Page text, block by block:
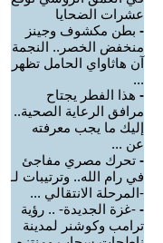
عشرات الضحايا
- بطن مكشوف وجينز
منخفض الخصر.. النجمة
آن هاثاواي الحامل تظهر
...
- هذا الفطر يجتاح
مرافق الرعاية الصحية..
إليك ما يجب معرفته
عن ...
- تحرك مصري مفاجئ
في رام الله.. وترتيبات لـ
-المرحلة الانتقالي ...
- -غزة الجديدة- .. رؤية
ترامب وكوشنر لمدينة